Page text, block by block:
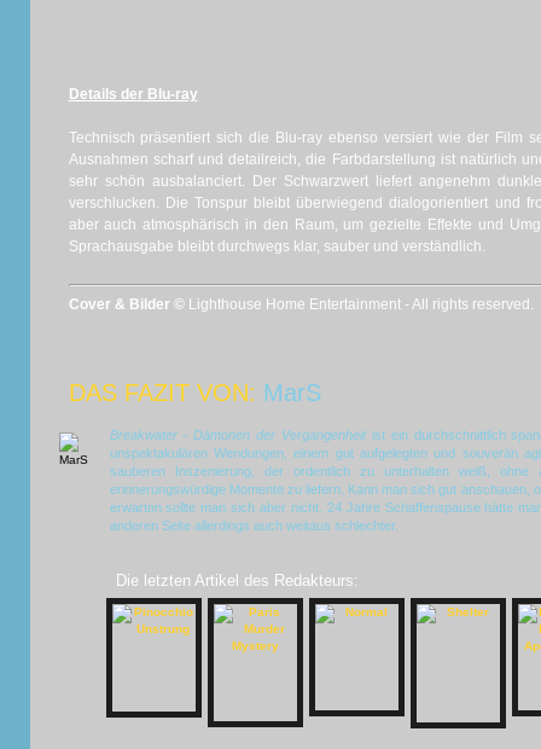
Details der Blu-ray
Technisch präsentiert sich die Blu-ray ebenso versiert wie der Film
Ausnahmen scharf und detailreich, die Farbdarstellung ist natürlich
sehr schön ausbalanciert. Der Schwarzwert liefert angenehm
verschlucken. Die Tonspur bleibt überwiegend dialogorientiert und
aber auch atmosphärisch in den Raum, um gezielte Effekte und
Sprachausgabe bleibt durchwegs klar, sauber und verständlich.
Cover & Bilder © Lighthouse Home Entertainment - All rights reserved.
DAS FAZIT VON: MarS
Breakwater - Dämonen der Vergangenheitist ein durchschnittlich
unspektakulären Wendungen, einem gut aufgelegten und souverän
sauberen Inszenierung, der ordentlich zu unterhalten weiß, ohne
erinnerungswürdige Momente zu liefern. Kann man sich gut anschauen,
erwarten sollte man sich aber nicht. 24 Jahre Schaffenspause hätte
anderen Seite allerdings auch weitaus schlechter.
Die letzten Artikel des Redakteurs: